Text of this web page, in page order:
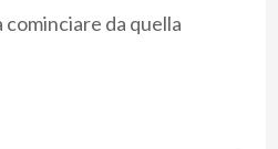
da quella